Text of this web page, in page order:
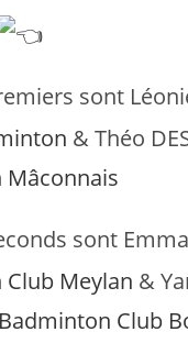
sont
& Théo
sont
Meylan &
Badminton Club